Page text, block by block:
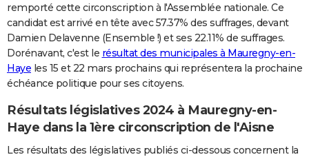
COPAINS D'AVANT
S'inscrire
Se connecter
Lycées
Collèges
Primaires
Universités
Entreprises
Service militaire
Avis de recherche
AVIS DE DÉCÈS
FORUM
remporté cette circonscription à l'Assemblée nationale. Ce
candidat est arrivé en tête avec 57.37% des suffrages, devant
Damien Delavenne (Ensemble !) et ses 22.11% de suffrages.
Dorénavant, c'est le résultat des municipales à Mauregny-en-
Haye les 15 et 22 mars prochains qui représentera la prochaine
échéance politique pour ses citoyens.
Résultats législatives 2024 à Mauregny-en-
Haye dans la 1ère circonscription de l'Aisne
Les résultats des législatives publiés ci-dessous concernent la